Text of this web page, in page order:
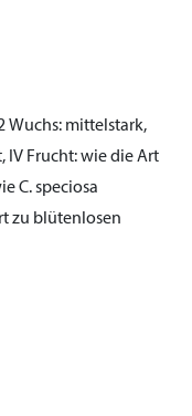
Wuchs: mittelstark,
IV Frucht:wie die Art
C. speciosa
zu blütenlosen